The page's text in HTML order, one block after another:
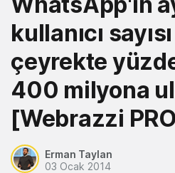
kullanıcı
çeyrekte
400 milyona
[Webrazzi
Erman Taylan
03 Ocak 2014